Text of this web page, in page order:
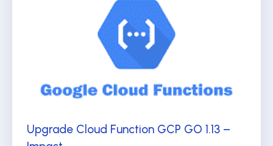
Upgrade Cloud Function GCP GO 1.13 –